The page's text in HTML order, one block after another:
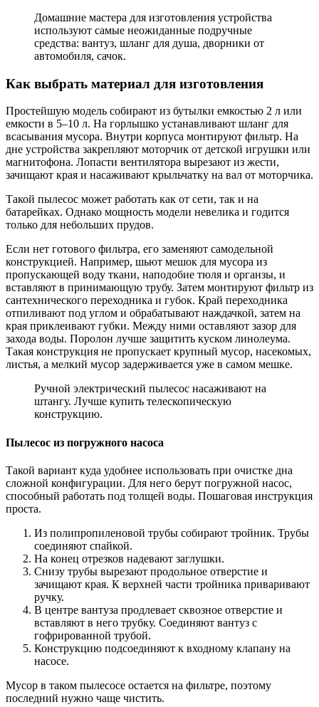
Домашние мастера для изготовления устройства
используют самые неожиданные подручные
средства: вантуз, шланг для душа, дворники от
автомобиля, сачок.
Как выбрать материал для изготовления
Простейшую модель собирают из бутылки емкостью 2 л или
емкости в 5–10 л. На горлышко устанавливают шланг для
всасывания мусора. Внутри корпуса монтируют фильтр. На
дне устройства закрепляют моторчик от детской игрушки или
магнитофона. Лопасти вентилятора вырезают из жести,
зачищают края и насаживают крыльчатку на вал от моторчика.
Такой пылесос может работать как от сети, так и на
батарейках. Однако мощность модели невелика и годится
только для небольших прудов.
Если нет готового фильтра, его заменяют самодельной
конструкцией. Например, шьют мешок для мусора из
пропускающей воду ткани, наподобие тюля и органзы, и
вставляют в принимающую трубу. Затем монтируют фильтр из
сантехнического переходника и губок. Край переходника
отпиливают под углом и обрабатывают наждачкой, затем на
края приклеивают губки. Между ними оставляют зазор для
захода воды. Поролон лучше защитить куском линолеума.
Такая конструкция не пропускает крупный мусор, насекомых,
листья, а мелкий мусор задерживается уже в самом мешке.
Ручной электрический пылесос насаживают на
штангу. Лучше купить телескопическую
конструкцию.
Пылесос из погружного насоса
Такой вариант куда удобнее использовать при очистке дна
сложной конфигурации. Для него берут погружной насос,
способный работать под толщей воды. Пошаговая инструкция
проста.
Из полипропиленовой трубы собирают тройник. Трубы
соединяют спайкой.
На конец отрезков надевают заглушки.
Снизу трубы вырезают продольное отверстие и
зачищают края. К верхней части тройника приваривают
ручку.
В центре вантуза продлевает сквозное отверстие и
вставляют в него трубку. Соединяют вантуз с
гофрированной трубой.
Конструкцию подсоединяют к входному клапану на
насосе.
Мусор в таком пылесосе остается на фильтре, поэтому
последний нужно чаще чистить.